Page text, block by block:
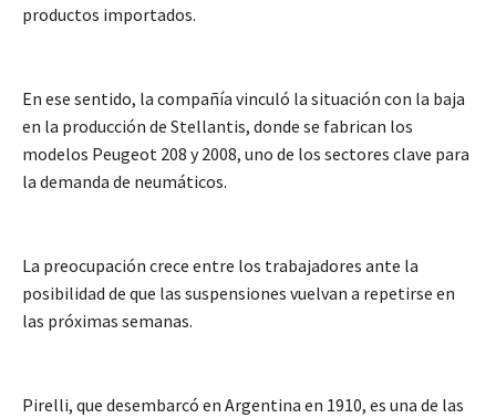
productos importados.
En ese sentido, la compañía vinculó la situación con la baja
en la producción de Stellantis, donde se fabrican los
modelos Peugeot 208 y 2008, uno de los sectores clave para
la demanda de neumáticos.
La preocupación crece entre los trabajadores ante la
posibilidad de que las suspensiones vuelvan a repetirse en
las próximas semanas.
Pirelli, que desembarcó en Argentina en 1910, es una de las